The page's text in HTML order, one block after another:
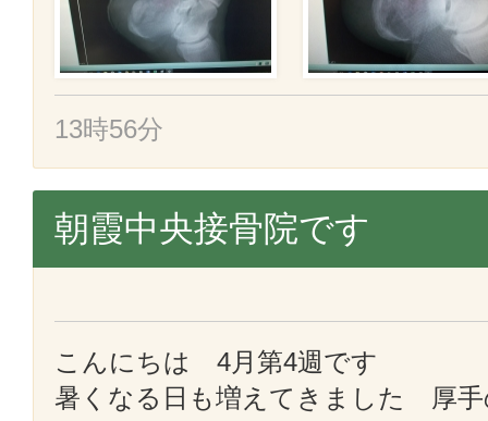
13時56分
朝霞中央接骨院です
こんにちは 4月第4週です
暑くなる日も増えてきました 厚